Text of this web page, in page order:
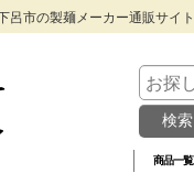
呂市の製麺メーカー通販サイト
検索
商品一覧